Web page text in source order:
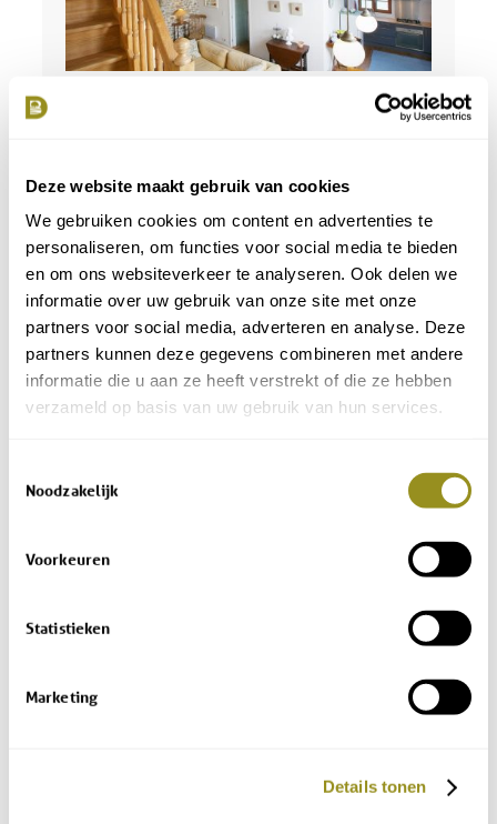
Deze website maakt gebruik van cookies
We gebruiken cookies om content en advertenties te
personaliseren, om functies voor social media te bieden
en om ons websiteverkeer te analyseren. Ook delen we
informatie over uw gebruik van onze site met onze
partners voor social media, adverteren en analyse. Deze
partners kunnen deze gegevens combineren met andere
informatie die u aan ze heeft verstrekt of die ze hebben
verzameld op basis van uw gebruik van hun services.
Noodzakelijk
Voorkeuren
Statistieken
Marketing
Details tonen
Charming maisonette with big modern
LEARN MORE
BOOK NOW